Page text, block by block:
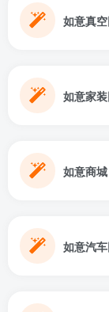
如意真
如意家
如意商城
如意汽